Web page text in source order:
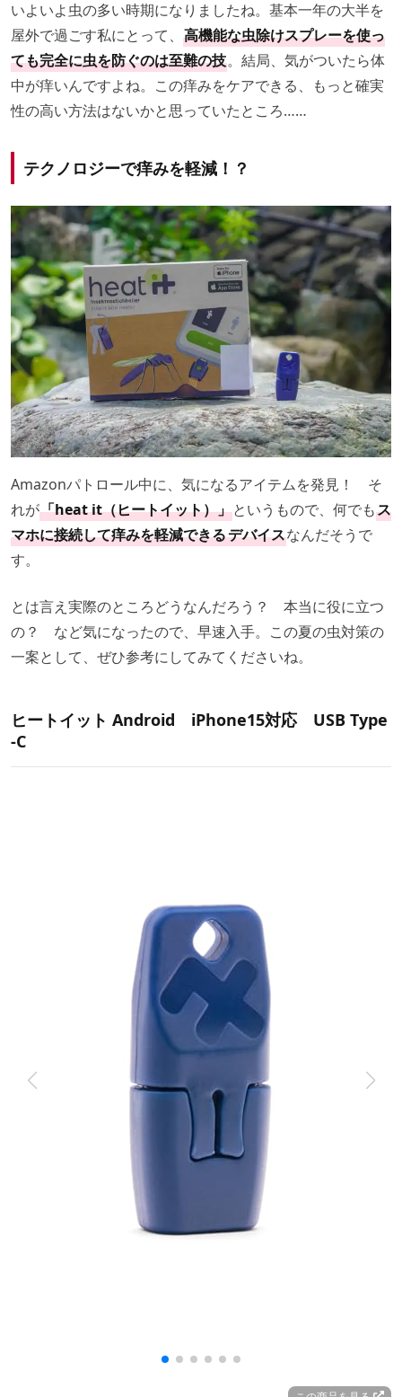
いよいよ虫の多い時期になりましたね。基本一年の大半を
屋外で過ごす私にとって、 高機能な虫除けスプレーを使っ
ても完全に虫を防ぐのは至難の技。結局、気がついたら体
中が痒いんですよね。この痒みをケアできる、もっと確実
性の高い方法はないかと思っていたところ……
テクノロジーで痒みを軽減！？
Amazonパトロール中に、気になるアイテムを発見！ そ
れが「heat it（ヒートイット）」というもので、何でもス
マホに接続して痒みを軽減できるデバイスなんだそうで
す。
とは言え実際のところどうなんだろう？ 本当に役に立つ
の？ など気になったので、早速入手。この夏の虫対策の
一案として、ぜひ参考にしてみてくださいね。
ヒートイット Android iPhone15対応 USB Type
-C